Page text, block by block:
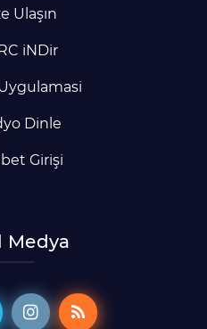
Ulaşın
iNDir
Dinle
Girişi
Medya